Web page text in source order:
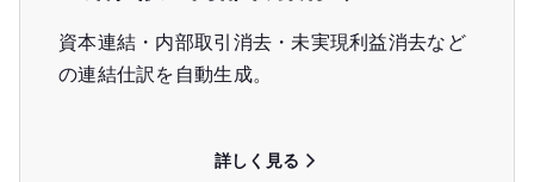
資本連結・内部取引消去・未実現利益消去など
の連結仕訳を自動生成。
詳しく見る